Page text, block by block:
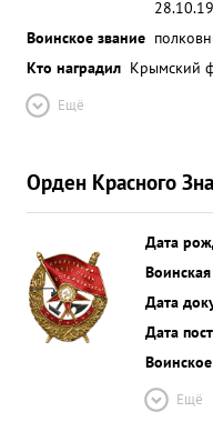
заслуженным
и политработников
Родины, честно
ственной награды
Воинское звание
Кто наградил Крымский
Ещё
Орден Красного
Дата
Воинская
Дата
Дата
Ещё